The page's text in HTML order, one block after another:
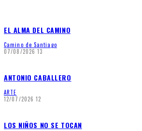
EL ALMA DEL CAMINO
Camino de Santiago
07/08/2026 13
ANTONIO CABALLERO
ARTE
12/07/2026 12
LOS NIÑOS NO SE TOCAN